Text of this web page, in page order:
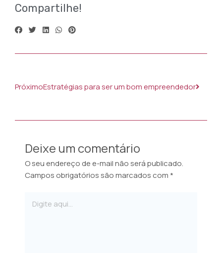
Compartilhe!
PróximoEstratégias para ser um bom empreendedor
Deixe um comentário
O seu endereço de e-mail não será publicado.
Campos obrigatórios são marcados com *
aqui...